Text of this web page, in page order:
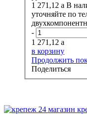
1 271,12 a В
уточняйте по
-
1 271,12 a
в корзину
Продолжить
Поделиться